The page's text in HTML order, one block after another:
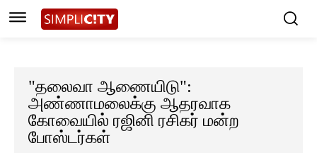
"தலைவா ஆணையிடு":
அண்ணாமலைக்கு ஆதரவாக
கோவையில் ரஜினி ரசிகர் மன்ற
போஸ்டர்கள்